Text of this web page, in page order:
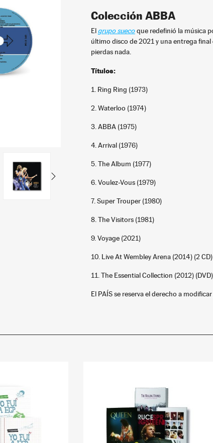
Colección ABBA
Elgrupo suecoque redefinió la música
último disco de 2021 y una entrega
pierdas nada.
Títulos:
1. Ring Ring (1973)
2. Waterloo (1974)
3. ABBA (1975)
4. Arrival (1976)
5. The Album (1977)
6. Voulez-Vous (1979)
7. Super Trouper (1980)
8. The Visitors (1981)
9. Voyage (2021)
10. Live At Wembley Arena (2014) (2 CD)
11. The Essential Collection (2012) (DVD)
El PAÍS se reserva el derecho a